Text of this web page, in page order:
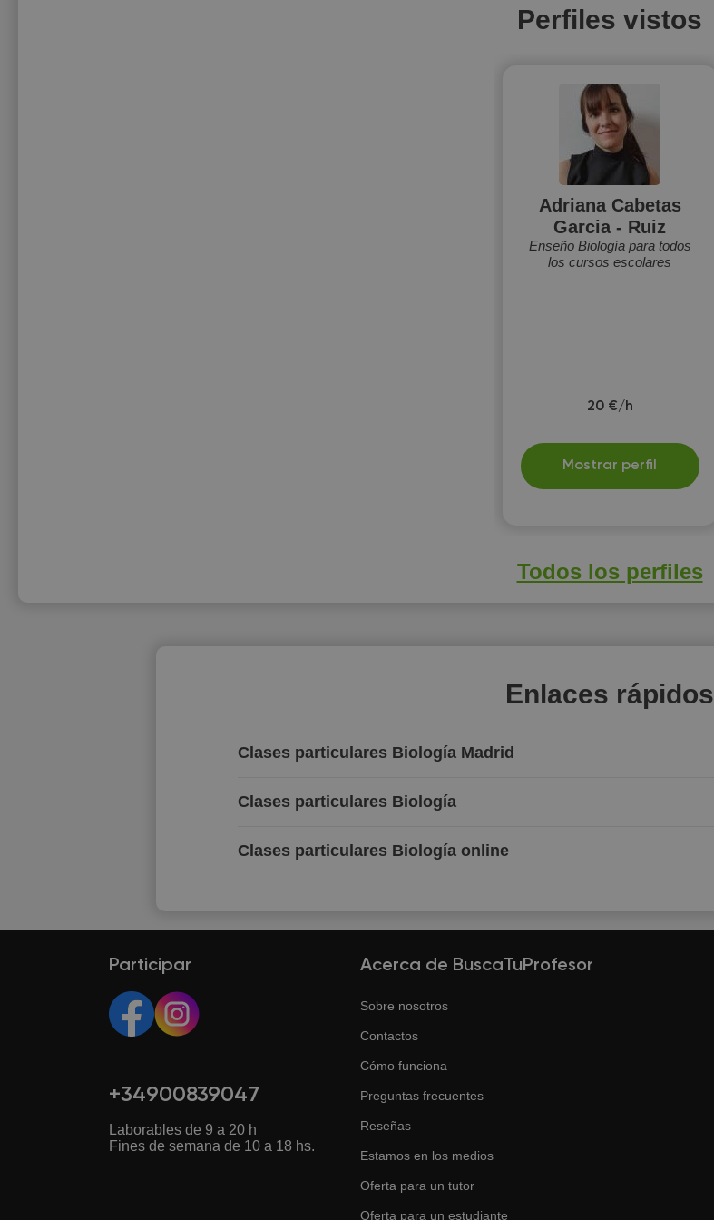
Perfiles vistos
Adriana Cabetas
Garcia - Ruiz
Enseño Biología para todos
los cursos escolares
20 €/h
Mostrar perfil
Todos los perfiles
Enlaces rápidos
Clases particulares Biología Madrid
Clases particulares Biología
Clases particulares Biología online
Participar
+34900839047
Laborables de 9 a 20 h
Fines de semana de 10 a 18 hs.
Acerca de BuscaTuProfesor
Sobre nosotros
Contactos
Cómo funciona
Preguntas frecuentes
Reseñas
Estamos en los medios
Oferta para un tutor
Oferta para un estudiante